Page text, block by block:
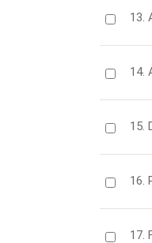
13.
14.
15.
16.
17.